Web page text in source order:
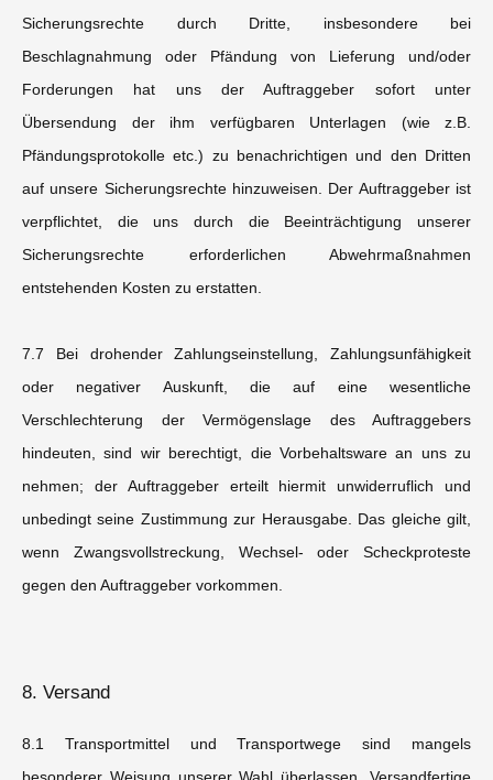
Sicherungsrechte durch Dritte, insbesondere bei
Beschlagnahmung oder Pfändung von Lieferung und/oder
Forderungen hat uns der Auftraggeber sofort unter
Übersendung der ihm verfügbaren Unterlagen (wie z.B.
Pfändungsprotokolle etc.) zu benachrichtigen und den Dritten
auf unsere Sicherungsrechte hinzuweisen. Der Auftraggeber ist
verpflichtet, die uns durch die Beeinträchtigung unserer
Sicherungsrechte erforderlichen Abwehrmaßnahmen
entstehenden Kosten zu erstatten.
7.7 Bei drohender Zahlungseinstellung, Zahlungsunfähigkeit
oder negativer Auskunft, die auf eine wesentliche
Verschlechterung der Vermögenslage des Auftraggebers
hindeuten, sind wir berechtigt, die Vorbehaltsware an uns zu
nehmen; der Auftraggeber erteilt hiermit unwiderruflich und
unbedingt seine Zustimmung zur Herausgabe. Das gleiche gilt,
wenn Zwangsvollstreckung, Wechsel- oder Scheckproteste
gegen den Auftraggeber vorkommen.
8. Versand
8.1 Transportmittel und Transportwege sind mangels